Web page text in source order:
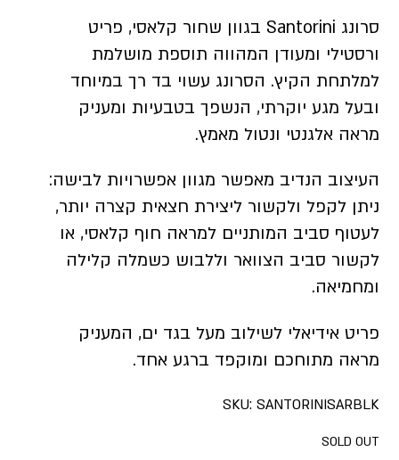
סרונג Santorini בגוון שחור קלאסי, פריט
ורסטילי ומעודן המהווה תוספת מושלמת
למלתחת הקיץ. הסרונג עשוי בד רך במיוחד
ובעל מגע יוקרתי, הנשפך בטבעיות ומעניק
מראה אלגנטי ונטול מאמץ.
העיצוב הנדיב מאפשר מגוון אפשרויות לבישה:
ניתן לקפל ולקשור ליצירת חצאית קצרה יותר,
לעטוף סביב המותניים למראה חוף קלאסי, או
לקשור סביב הצוואר וללבוש כשמלה קלילה
ומחמיאה.
פריט אידיאלי לשילוב מעל בגד ים, המעניק
מראה מתוחכם ומוקפד ברגע אחד.
SKU: SANTORINISARBLK
SOLD OUT